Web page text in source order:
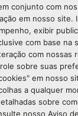
(41) 3320-
2929
conjunto com
em nosso site.
exibir
com base na
com nossas
sobre suas
em nosso
a qualquer
sobre
nosso Aviso